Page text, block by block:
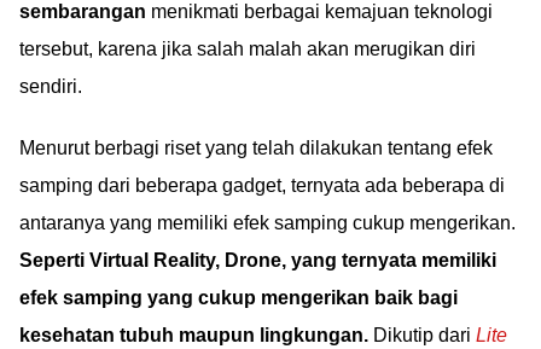
sembarangan menikmati berbagai kemajuan teknologi
tersebut, karena jika salah malah akan merugikan diri
sendiri.
Menurut berbagi riset yang telah dilakukan tentang efek
samping dari beberapa gadget, ternyata ada beberapa di
antaranya yang memiliki efek samping cukup mengerikan.
Seperti Virtual Reality, Drone, yang ternyata memiliki
efek samping yang cukup mengerikan baik bagi
kesehatan tubuh maupun lingkungan. Dikutip dari Lite